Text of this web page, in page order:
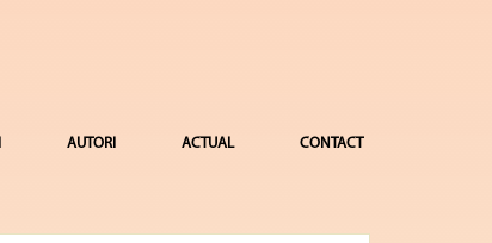
AUTORI ACTUAL CONTACT